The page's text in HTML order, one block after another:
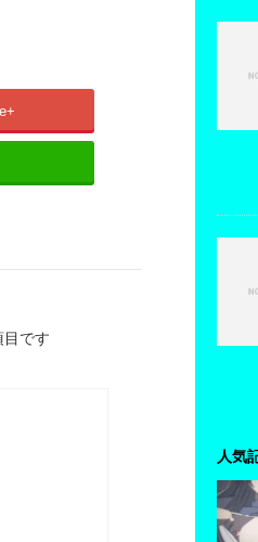
です
人気